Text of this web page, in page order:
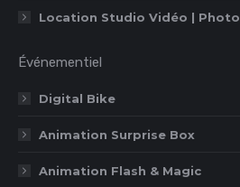
Location Studio Vidéo | Photo
Événementiel
Digital Bike
Animation Surprise Box
Animation Flash & Magic